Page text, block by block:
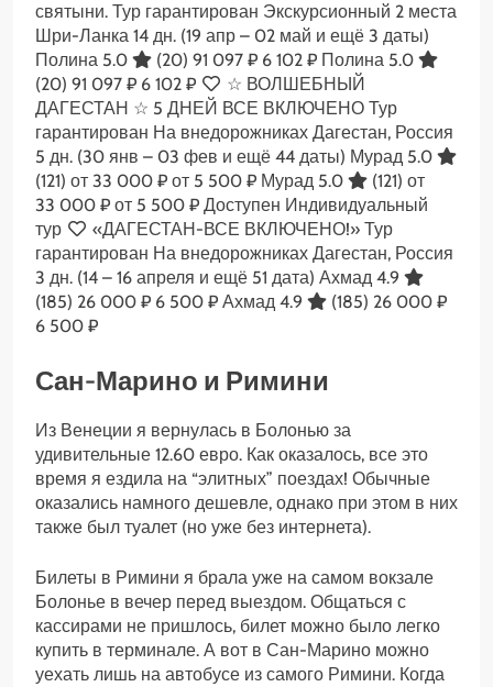
святыни. Тур гарантирован Экскурсионный 2 места
Шри-Ланка 14 дн. (19 апр – 02 май и ещё 3 даты)
Полина 5.0
(20) 91 097 ₽ 6 102 ₽ Полина 5.0
(20) 91 097 ₽ 6 102 ₽
☆ ВОЛШЕБНЫЙ
ДАГЕСТАН ☆ 5 ДНЕЙ ВСЕ ВКЛЮЧЕНО Тур
гарантирован На внедорожниках Дагестан, Россия
5 дн. (30 янв – 03 фев и ещё 44 даты) Мурад 5.0
(121) от 33 000 ₽ от 5 500 ₽ Мурад 5.0 (121) от
33 000 ₽ от 5 500 ₽ Доступен Индивидуальный
тур
«ДАГЕСТАН-ВСЕ ВКЛЮЧЕНО!» Тур
гарантирован На внедорожниках Дагестан, Россия
3 дн. (14 – 16 апреля и ещё 51 дата) Ахмад 4.9
(185) 26 000 ₽ 6 500 ₽ Ахмад 4.9 (185) 26 000 ₽
6 500 ₽
Сан-Марино и Римини
Из Венеции я вернулась в Болонью за
удивительные 12.60 евро. Как оказалось, все это
время я ездила на “элитных” поездах! Обычные
оказались намного дешевле, однако при этом в них
также был туалет (но уже без интернета).
Билеты в Римини я брала уже на самом вокзале
Болонье в вечер перед выездом. Общаться с
кассирами не пришлось, билет можно было легко
купить в терминале. А вот в Сан-Марино можно
уехать лишь на автобусе из самого Римини. Когда